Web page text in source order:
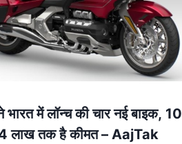
में लॉन्च की चार नई बाइक, 10
लाख तक है कीमत – AajTak